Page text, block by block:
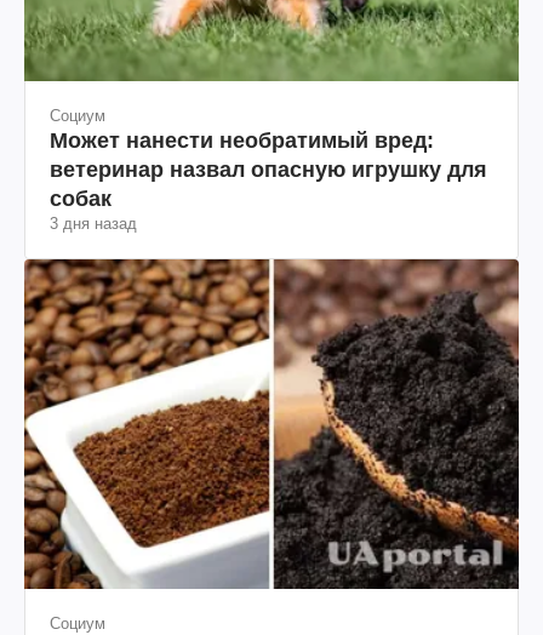
Социум
Может нанести необратимый вред:
ветеринар назвал опасную игрушку для
собак
3 дня назад
Социум